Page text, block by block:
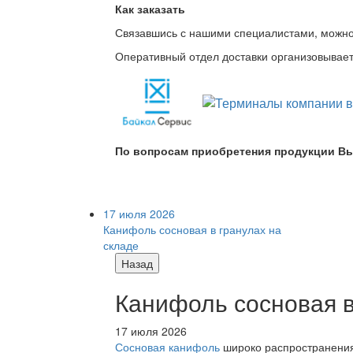
Как заказать
Связавшись с нашими специалистами,
Оперативный отдел доставки
По вопросам приобретения продукции
17 июля 2026
Канифоль сосновая в гранулах на
складе
Назад
Канифоль сосновая
17 июля 2026
Сосновая канифоль широко